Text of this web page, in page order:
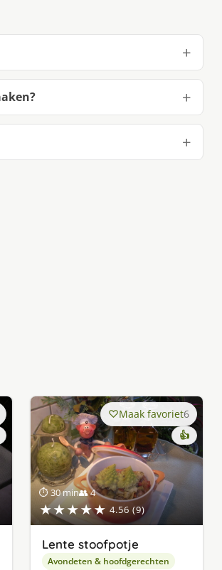
⏱ 30 min👥 4
★★★★★ 4.56 (9)
Maak favoriet6
👍
Lente stoofpotje
Avondeten & hoofdgerechten